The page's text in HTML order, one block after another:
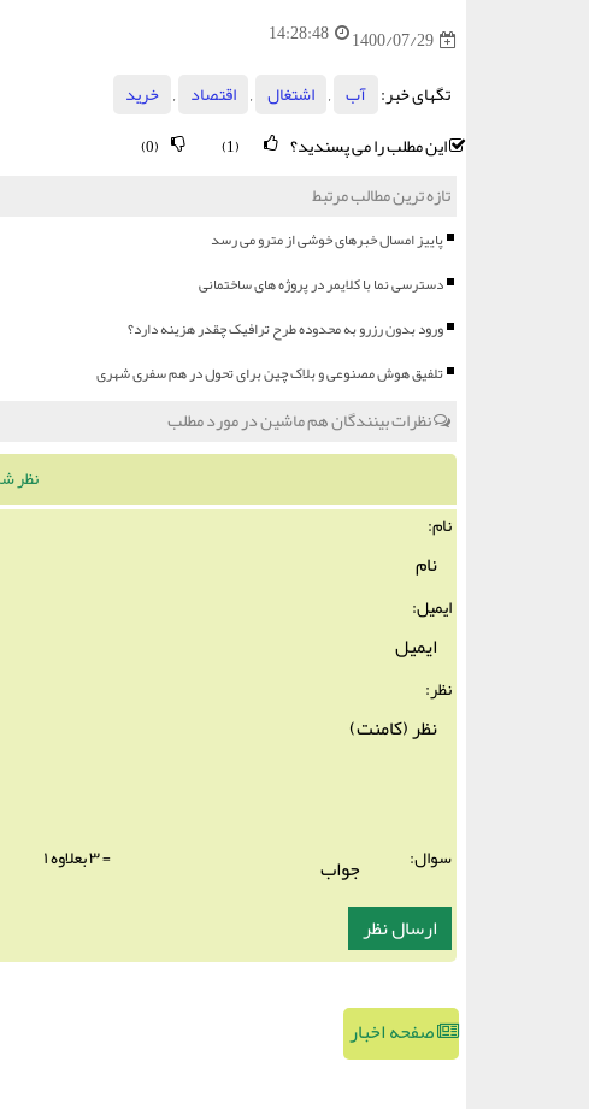
1400/07/29
14:28:48
تگهای خبر: آب , اشتغال , اقتصاد , خرید
این مطلب را می پسندید؟
(1)
(0)
تازه ترین مطالب مرتبط
پاییز امسال خبرهای خوشی از مترو می رسد
دسترسی نما با کلایمر در پروژه های ساختمانی
ورود بدون رزرو به محدوده طرح ترافیک چقدر هزینه دارد؟
تلفیق هوش مصنوعی و بلاک چین برای تحول در هم سفری شهری
نظرات بینندگان هم ماشین در مورد مطلب
نظر
نام:
ایمیل:
نظر:
سوال: = ۳ بعلاوه ۱
صفحه اخبار